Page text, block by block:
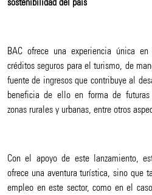
BAC ofrece una experiencia única
créditos seguros para el turismo, de
fuente de ingresos que contribuye al
beneficia de ello en forma de futuras
zonas rurales y urbanas, entre otros
Con el apoyo de este lanzamiento,
ofrece una aventura turística, sino que
empleo en este sector, como en el